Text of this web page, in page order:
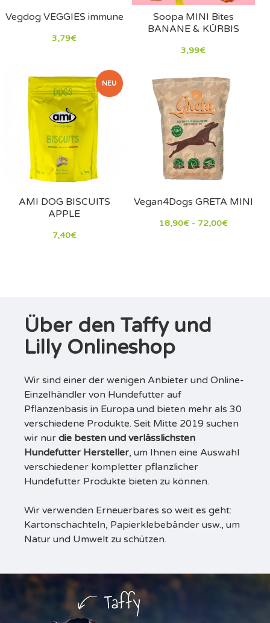
Vegdog VEGGIES immune
3,79€
Soopa MINI Bites
BANANE & KÜRBIS
3,99€
NEU
AMI DOG BISCUITS
APPLE
7,40€
Vegan4Dogs GRETA MINI
18,90€ - 72,00€
Über den Taffy und
Lilly Onlineshop
Wir sind einer der wenigen Anbieter und Online-
Einzelhändler von Hundefutter auf
Pflanzenbasis in Europa und bieten mehr als 30
verschiedene Produkte. Seit Mitte 2019 suchen
wir nur die besten und verlässlichsten
Hundefutter Hersteller, um Ihnen eine Auswahl
verschiedener kompletter pflanzlicher
Hundefutter Produkte bieten zu können.
Wir verwenden Erneuerbares so weit es geht:
Kartonschachteln, Papierklebebänder usw., um
Natur und Umwelt zu schützen.